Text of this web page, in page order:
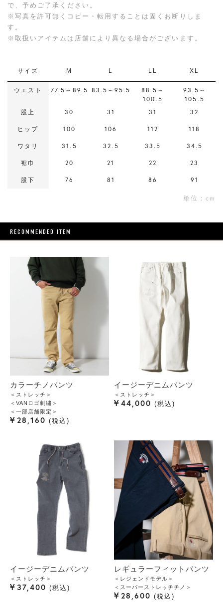
で、予めご了承ください。
※写真を許可無くコピー・転用することは固くお断りしま
す。
※取扱いアイテムは店舗により異なる場合がございます。
サイズ M L LL XL
ウエスト 77.5～89.5 83.5～95.5
88.5～
100.5
93.5～
105.5
股上
30 31 31 32
ヒップ 100 106 112 118
ワタリ 31.5 32.5 33.5 34.5
裾巾 20 21 22 23
股下 76 81 86 91
単位：cm
RECOMMENDED ITEM
カラーチノパンツ
＜ストレッチ＞
＜VANロゴ刺繍＞
＜一部店舗限定＞
¥ 28,160 税込
イージーデニムパンツ
＜ストレッチ＞
¥ 44,000 税込
イージーデニムパンツ
＜ストレッチ＞
¥ 37,400 税込
レギュラーフィットパンツ
＜レジェンドモデル＞
＜スーパーストレッチチノ＞
¥ 28,600 税込